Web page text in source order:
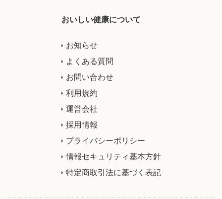
おいしい健康について
お知らせ
よくある質問
お問い合わせ
利用規約
運営会社
採用情報
プライバシーポリシー
情報セキュリティ基本方針
特定商取引法に基づく表記